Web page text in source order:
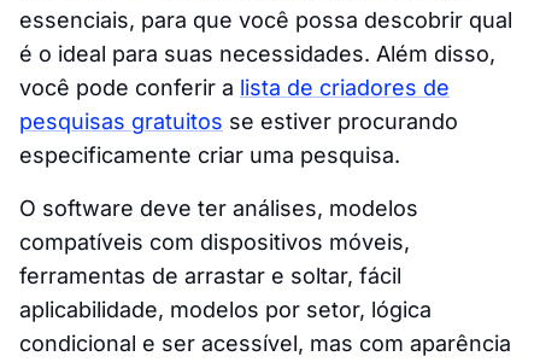
essenciais, para que você possa descobrir qual
é o ideal para suas necessidades. Além disso,
você pode conferir a lista de criadores de
pesquisas gratuitos se estiver procurando
especificamente criar uma pesquisa.
O software deve ter análises, modelos
compatíveis com dispositivos móveis,
ferramentas de arrastar e soltar, fácil
aplicabilidade, modelos por setor, lógica
condicional e ser acessível, mas com aparência